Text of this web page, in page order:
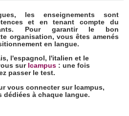
les enseignements sont
et en tenant compte du
Pour garantir le bon
organisation, vous êtes amenés
en langue.
l'espagnol, l'italien et le
sur Icampus : une fois
passer le test.
vous connecter sur Icampus,
à chaque langue.